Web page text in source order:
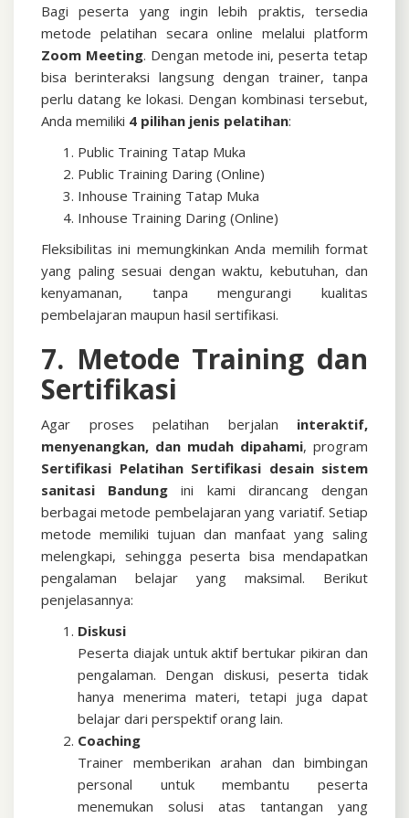
Bagi peserta yang ingin lebih praktis, tersedia
metode pelatihan secara online melalui platform
Zoom Meeting. Dengan metode ini, peserta tetap
bisa berinteraksi langsung dengan trainer, tanpa
perlu datang ke lokasi. Dengan kombinasi tersebut,
Anda memiliki 4 pilihan jenis pelatihan:
Public Training Tatap Muka
Public Training Daring (Online)
Inhouse Training Tatap Muka
Inhouse Training Daring (Online)
Fleksibilitas ini memungkinkan Anda memilih format
yang paling sesuai dengan waktu, kebutuhan, dan
kenyamanan, tanpa mengurangi kualitas
pembelajaran maupun hasil sertifikasi.
7. Metode Training dan
Sertifikasi
Agar proses pelatihan berjalan interaktif,
menyenangkan, dan mudah dipahami, program
Sertifikasi Pelatihan Sertifikasi desain sistem
sanitasi Bandung
ini kami dirancang dengan
berbagai metode pembelajaran yang variatif. Setiap
metode memiliki tujuan dan manfaat yang saling
melengkapi, sehingga peserta bisa mendapatkan
pengalaman belajar yang maksimal. Berikut
penjelasannya:
Diskusi
Peserta diajak untuk aktif bertukar pikiran dan
pengalaman. Dengan diskusi, peserta tidak
hanya menerima materi, tetapi juga dapat
belajar dari perspektif orang lain.
Coaching
Trainer memberikan arahan dan bimbingan
personal untuk membantu peserta
menemukan solusi atas tantangan yang